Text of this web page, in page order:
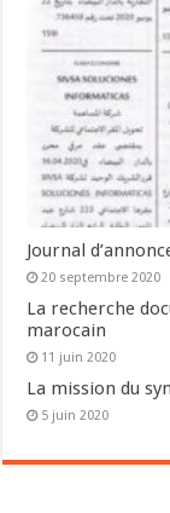
Journal
20 septembre 2020
La recherche
marocain
11 juin 2020
La mission du
5 juin 2020